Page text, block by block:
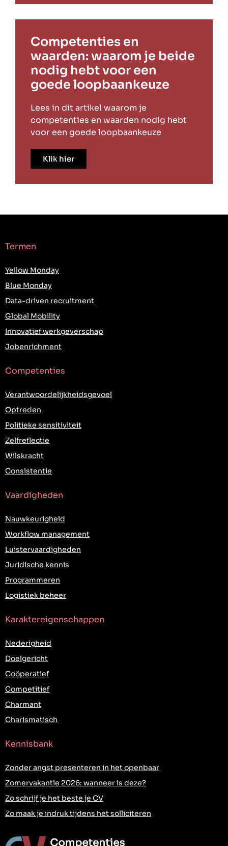
Competenties en
waarden: waarom je beide
nodig hebt voor een
goede loopbaankeuze
Lees in dit artikel waarom je
competenties en waarden nodig hebt
voor een goede loopbaankeuze
Klik hier
Termen
Yellow Monday
Blue Monday
Data-driven recruitment
Global Mobility
Innovatief werkgeverschap
Jobenrichment
Competenties
Verantwoordelijkheidsgevoel
Optreden
Politieke sensitiviteit
Zelfreflectie
Wilskracht
Consistentie
Vaardigheden
Nauwkeurigheid
Workflow management
Luistervaardigheden
Juridische kennis
Programmeren
Logistiek beheer
Karaktereigenschappen
Nederigheid
Doelgericht
Coöperatief
Competitief
Charmant
Charismatisch
Kennisbank
Zonder angst presenteren in het openbaar
Zomervakantie 2026: wanneer is deze?
Zo schrijf je het beste je CV
Zo maak je indruk tijdens het solliciteren